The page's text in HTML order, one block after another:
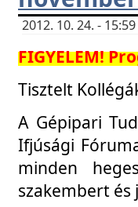
2012. 10. 24. -
FIGYELEM!
Tisztelt
A Gépipari
Ifjúsági
minden
szakembert